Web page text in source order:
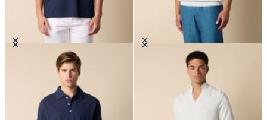
Polo in Cotone Piqué
Polo in Maglia Piqué con Collo